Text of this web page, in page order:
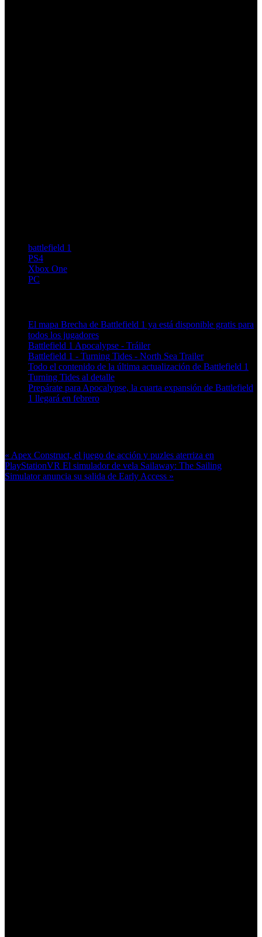
battlefield 1
PS4
Xbox One
PC
El mapa Brecha de Battlefield 1 ya está disponible gratis para
todos los jugadores
Battlefield 1 Apocalypse - Tráiler
Battlefield 1 - Turning Tides - North Sea Trailer
Todo el contenido de la última actualización de Battlefield 1
Turning Tides al detalle
Prepárate para Apocalypse, la cuarta expansión de Battlefield
1 llegará en febrero
« Apex Construct, el juego de acción y puzles aterriza en
PlayStationVR El simulador de vela Sailaway: The Sailing
Simulator anuncia su salida de Early Access »